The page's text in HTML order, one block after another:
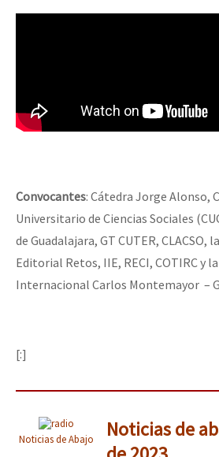
Convocantes: Cátedra Jorge Alonso,
Universitario de Ciencias Sociales
de Guadalajara, GT CUTER, CLACSO,
Editorial Retos, IIE, RECI, COTIRC y
Internacional Carlos Montemayor –
[:]
Noticias de Abajo
Noticias de